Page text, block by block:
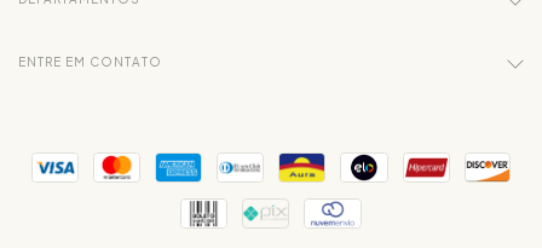
ENTRE EM CONTATO